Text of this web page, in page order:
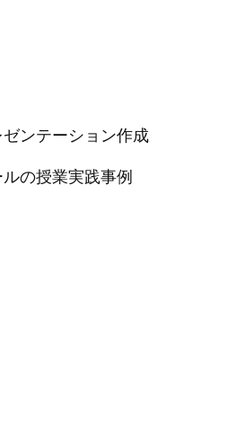
ンテーション作成
の授業実践事例